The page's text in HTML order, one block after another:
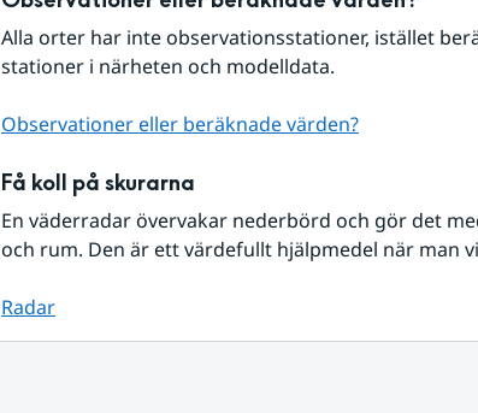
Alla orter har inte observationsstationer, istället
stationer i närheten och modelldata.
Observationer eller beräknade värden?
Få koll på skurarna
En väderradar övervakar nederbörd och gör det
och rum. Den är ett värdefullt hjälpmedel när man
Radar